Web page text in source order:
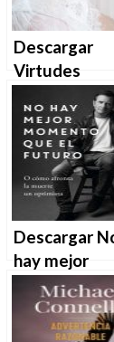
Descargar
Virtudes
Celestiales
(Divinos
nº 2) de
Númenessë
EPUB | PDF |
MOBI
Descargar
hay mejor
momento
futuro de
Michael J.